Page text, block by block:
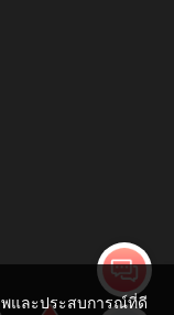
พและประสบการณ์ที่ดี